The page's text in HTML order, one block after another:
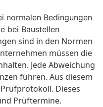
normalen Bedingungen
bei Baustellen
sind in den Normen
müssen die
Jede Abweichung
führen. Aus diesem
Dieses
Prüftermine.